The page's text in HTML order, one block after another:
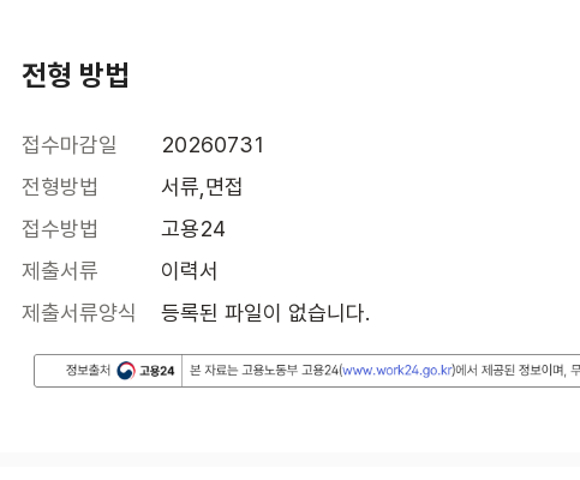
전형 방법
접수마감일
20260731
전형방법
서류,면접
접수방법
고용24
제출서류
이력서
제출서류양식
등록된 파일이 없습니다.